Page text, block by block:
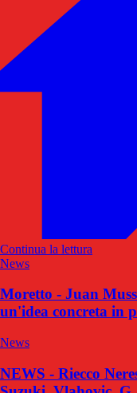
Continua la lettura
News
Moretto - Juan
un'idea concreta in
News
NEWS - Riecco